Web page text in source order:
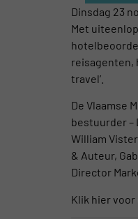
Dinsdag 23
Met
reisagenten,
travel’.
De Vlaamse
bestuurder –
William
& Auteur,
Director
Klik hier voor